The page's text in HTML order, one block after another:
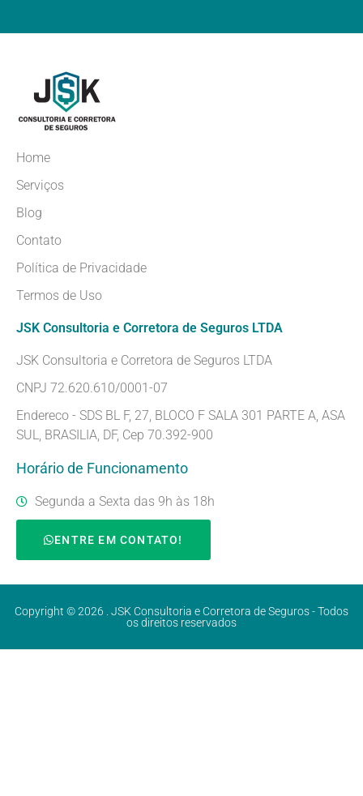
Home
Serviços
Blog
Contato
Política de Privacidade
Termos de Uso
JSK Consultoria e Corretora de Seguros LTDA
JSK Consultoria e Corretora de Seguros LTDA
CNPJ 72.620.610/0001-07
Endereco - SDS BL F, 27, BLOCO F SALA 301 PARTE A, ASA
SUL, BRASILIA, DF, Cep 70.392-900
Horário de Funcionamento
Segunda a Sexta das 9h às 18h
ENTRE EM CONTATO!
Copyright © 2026 . JSK Consultoria e Corretora de Seguros - Todos
os direitos reservados